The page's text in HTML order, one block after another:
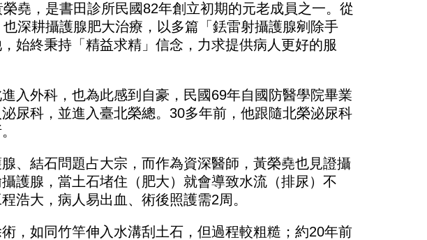
榮堯 ，是書田診所民國82年創立初期的元老成員之一。從
深耕攝護腺肥大治療，以多篇「銩雷射攝護腺剜除手
始終秉持「精益求精」信念，力求提供病人更好的服
入外科，也為此感到自豪，民國69年自國防醫學院畢業
尿科，並進入臺北榮總。30多年前，他跟隨北榮泌尿科
、結石問題占大宗，而作為資深醫師，黃榮堯也見證攝
護腺，當土石堵住（肥大）就會導致水流（排尿）不
浩大，病人易出血、術後照護需2周。
，如同竹竿伸入水溝刮土石，但過程較粗糙；約20年前